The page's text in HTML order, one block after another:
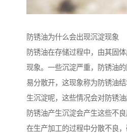
防锈油为什么会出现沉淀现象
防锈油在存储过程中，由其固
现象。一些沉淀严重，防锈油
易分散开，这现象称为防锈油
生沉淀呢，这些情况会对防锈油
防锈油产生沉淀会产生这些不良
在生产加工的过程中分散不良